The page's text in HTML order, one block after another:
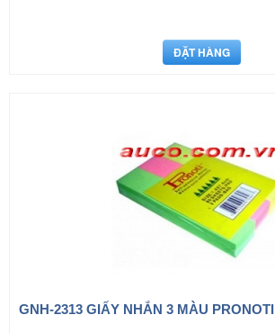
GNH-2313 GIẤY NHẮN 3 MÀU PRONOTI